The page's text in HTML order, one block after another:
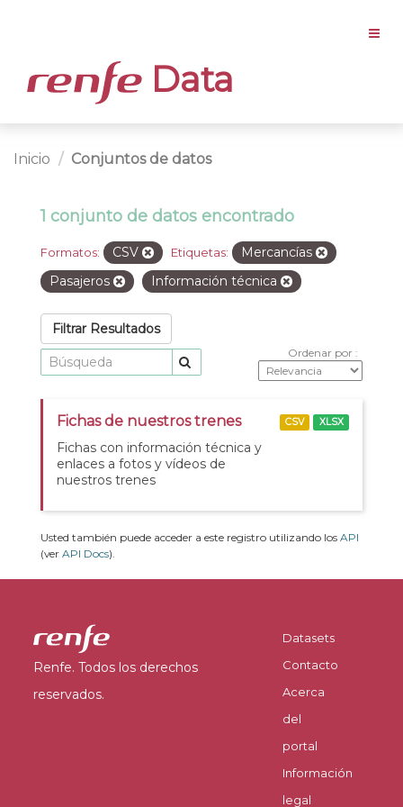
Data
Inicio Conjuntos de datos
1 conjunto de datos encontrado
Formatos: CSV Etiquetas:
Mercancías
Pasajeros
Información técnica
Filtrar Resultados
Ordenar por
Fichas de nuestros trenes
Fichas con información técnica y
enlaces a fotos y vídeos de
nuestros trenes
CSV XLSX
Usted también puede acceder a este registro utilizando los API
(ver API Docs).
Renfe. Todos los derechos
reservados.
Datasets
Contacto
Acerca
del
portal
Información
legal